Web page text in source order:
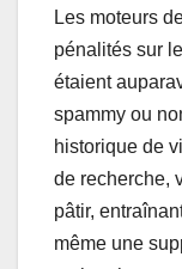
Les moteurs
pénalités sur
étaient
spammy ou
historique de
de recherche,
pâtir,
même une